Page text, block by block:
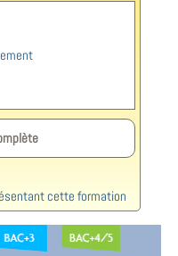
cette formation